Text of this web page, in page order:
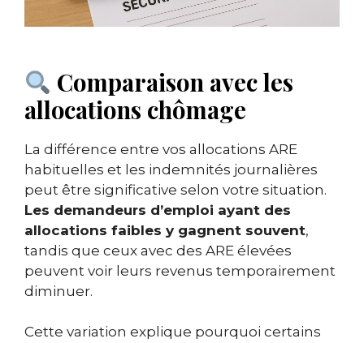
Comparaison avec les
allocations chômage
La différence entre vos allocations ARE
habituelles et les indemnités journalières
peut être significative selon votre situation.
Les demandeurs d’emploi ayant des
allocations faibles y gagnent souvent,
tandis que ceux avec des ARE élevées
peuvent voir leurs revenus temporairement
diminuer.
Cette variation explique pourquoi certains